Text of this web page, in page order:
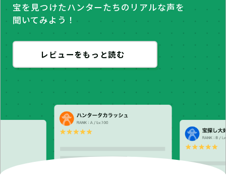
宝を見つけたハンターたちのリアルな声を
聞いてみよう！
レビューをもっと読む